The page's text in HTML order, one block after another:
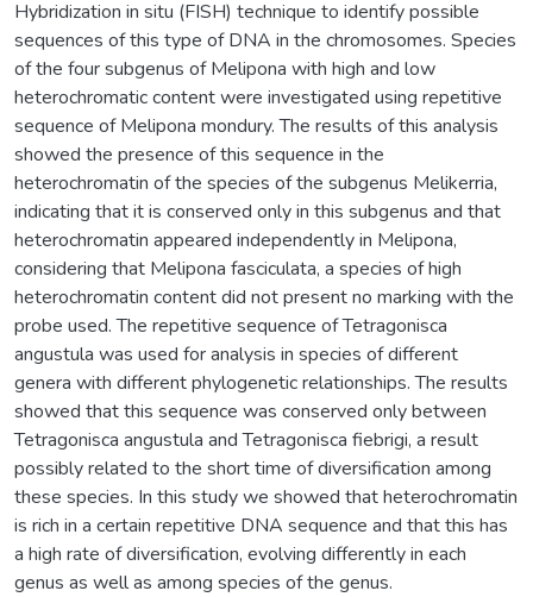
Hybridization in situ (FISH) technique to identify possible
sequences of this type of DNA in the chromosomes. Species
of the four subgenus of Melipona with high and low
heterochromatic content were investigated using repetitive
sequence of Melipona mondury. The results of this analysis
showed the presence of this sequence in the
heterochromatin of the species of the subgenus Melikerria,
indicating that it is conserved only in this subgenus and that
heterochromatin appeared independently in Melipona,
considering that Melipona fasciculata, a species of high
heterochromatin content did not present no marking with the
probe used. The repetitive sequence of Tetragonisca
angustula was used for analysis in species of different
genera with different phylogenetic relationships. The results
showed that this sequence was conserved only between
Tetragonisca angustula and Tetragonisca fiebrigi, a result
possibly related to the short time of diversification among
these species. In this study we showed that heterochromatin
is rich in a certain repetitive DNA sequence and that this has
a high rate of diversification, evolving differently in each
genus as well as among species of the genus.